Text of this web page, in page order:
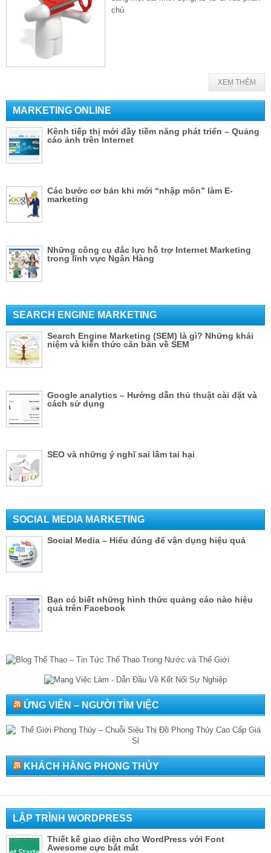
chủ
XEM THÊM
MARKETING ONLINE
Kênh tiếp thị mới đầy tiềm năng phát triển – Quảng
cáo ảnh trên Internet
Các bước cơ bản khi mới “nhập môn” làm E-
marketing
Những công cụ đắc lực hỗ trợ Internet Marketing
trong lĩnh vực Ngân Hàng
SEARCH ENGINE MARKETING
Search Engine Marketing (SEM) là gì? Những khái
niệm và kiến thức căn bản về SEM
Google analytics – Hướng dẫn thủ thuật cài đặt và
cách sử dụng
SEO và những ý nghĩ sai lầm tai hại
SOCIAL MEDIA MARKETING
Social Media – Hiểu đúng để vận dụng hiệu quả
Bạn có biết những hình thức quảng cáo nào hiệu
quả trên Facebook
ỨNG VIÊN – NGƯỜI TÌM VIỆC
KHÁCH HÀNG PHONG THỦY
LẬP TRÌNH WORDPRESS
Thiết kế giao diện cho WordPress với Font
Awesome cực bắt mắt